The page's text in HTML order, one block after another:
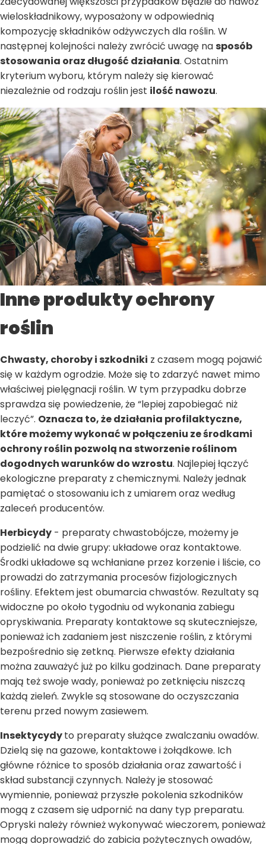
wieloskładnikowy, wyposażony w odpowiednią
kompozycję składników odżywczych dla roślin. W
następnej kolejności należy zwrócić uwagę na sposób
stosowania oraz długość działania. Ostatnim
kryterium wyboru, którym należy się kierować
niezależnie od rodzaju roślin jest ilość nawozu.
Inne produkty ochrony
roślin
Chwasty, choroby i szkodniki z czasem mogą pojawić
się w każdym ogrodzie. Może się to zdarzyć nawet mimo
właściwej pielęgnacji roślin. W tym przypadku dobrze
sprawdza się powiedzenie, że “lepiej zapobiegać niż
leczyć”. Oznacza to, że działania profilaktyczne,
które możemy wykonać w połączeniu ze środkami
ochrony roślin pozwolą na stworzenie roślinom
dogodnych warunków do wzrostu. Najlepiej łączyć
ekologiczne preparaty z chemicznymi. Należy jednak
pamiętać o stosowaniu ich z umiarem oraz według
zaleceń producentów.
Herbicydy - preparaty chwastobójcze, możemy je
podzielić na dwie grupy: układowe oraz kontaktowe.
Środki układowe są wchłaniane przez korzenie i liście, co
prowadzi do zatrzymania procesów fizjologicznych
rośliny. Efektem jest obumarcia chwastów. Rezultaty są
widoczne po około tygodniu od wykonania zabiegu
opryskiwania. Preparaty kontaktowe są skuteczniejsze,
ponieważ ich zadaniem jest niszczenie roślin, z którymi
bezpośrednio się zetkną. Pierwsze efekty działania
można zauważyć już po kilku godzinach. Dane preparaty
mają też swoje wady, ponieważ po zetknięciu niszczą
każdą zieleń. Zwykle są stosowane do oczyszczania
terenu przed nowym zasiewem.
Insektycydyto preparaty służące zwalczaniu owadów.
Dzielą się na gazowe, kontaktowe i żołądkowe. Ich
główne różnice to sposób działania oraz zawartość i
skład substancji czynnych. Należy je stosować
wymiennie, ponieważ przyszłe pokolenia szkodników
mogą z czasem się udpornić na dany typ preparatu.
Opryski należy również wykonywać wieczorem, ponieważ
mogą doprowadzić do zabicia pożytecznych owadów,